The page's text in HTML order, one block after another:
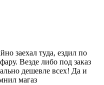
заехал туда, ездил по
Везде либо под заказ
дешевле всех! Да и
магаз